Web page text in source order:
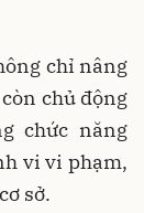
chỉ nâng
chủ động
chức năng
vi vi phạm,
sở.